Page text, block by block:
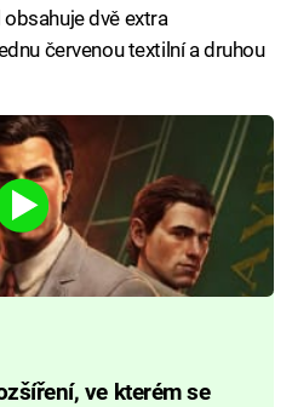
dvě extra
červenou textilní a druhou
ve kterém se